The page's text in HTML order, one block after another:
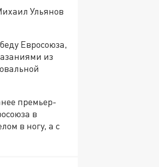
Ульянов
Евросоюза,
из
премьер-
в
в ногу, а с